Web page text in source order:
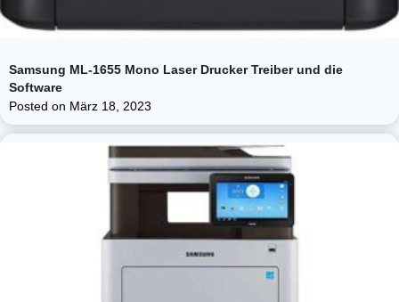
Samsung ML-1655 Mono Laser Drucker Treiber und die
Software
Posted on März 18, 2023